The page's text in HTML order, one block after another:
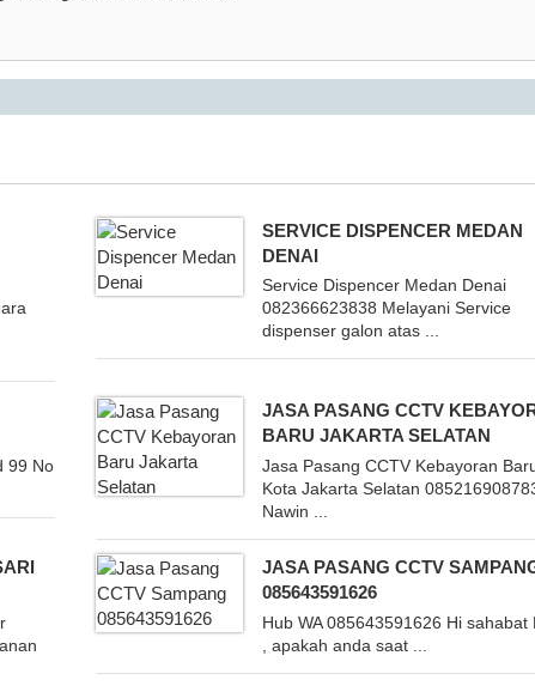
SERVICE DISPENCER MEDAN
DENAI
Service Dispencer Medan Denai
082366623838 Melayani Service
dispenser galon atas ...
99 No
JASA PASANG CCTV
BARU JAKARTA SELATAN
Jasa Pasang CCTV Kebayoran
Kota Jakarta Selatan
Nawin ...
JASA PASANG CCTV
085643591626
Hub WA 085643591626 Hi sahabat
, apakah anda saat ...